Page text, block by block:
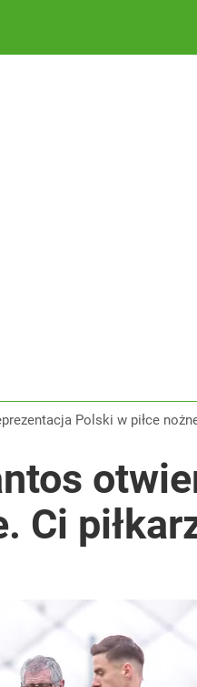
Polski w piłce
Ci